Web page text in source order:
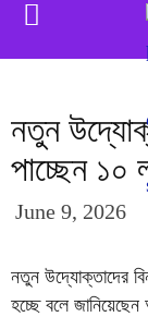
নতুন
পাচ্ছেন ১০
June 9, 2026
নতুন উদ্যোক্তাদের
হচ্ছে বলে